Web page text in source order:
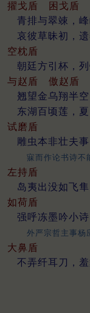
擢戈盾
困戈盾
青排与翠竦，峰
哀彼草昧初，遗
空枕盾
朝廷方引杯，列
与赵盾
傲赵盾
翘望金乌翔半
东湖百顷莲，夏
试磨盾
雕虫本非壮夫
寐而作论书诗不
左持盾
岛夷出没如飞
如荷盾
强呼冻墨吟小
外严宗哲主事杨
大鼻盾
不弄纤耳刀，羞